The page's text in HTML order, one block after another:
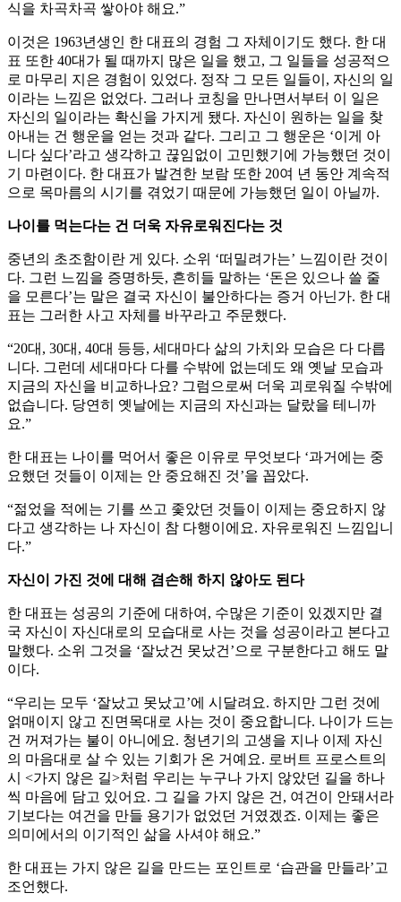
식을 차곡차곡 쌓아야 해요.”
이것은 1963년생인 한 대표의 경험 그 자체이기도 했다. 한 대
표 또한 40대가 될 때까지 많은 일을 했고, 그 일들을 성공적으
로 마무리 지은 경험이 있었다. 정작 그 모든 일들이, 자신의 일
이라는 느낌은 없었다. 그러나 코칭을 만나면서부터 이 일은
자신의 일이라는 확신을 가지게 됐다. 자신이 원하는 일을 찾
아내는 건 행운을 얻는 것과 같다. 그리고 그 행운은 ‘이게 아
니다 싶다’라고 생각하고 끊임없이 고민했기에 가능했던 것이
기 마련이다. 한 대표가 발견한 보람 또한 20여 년 동안 계속적
으로 목마름의 시기를 겪었기 때문에 가능했던 일이 아닐까.
나이를 먹는다는 건 더욱 자유로워진다는 것
중년의 초조함이란 게 있다. 소위 ‘떠밀려가는’ 느낌이란 것이
다. 그런 느낌을 증명하듯, 흔히들 말하는 ‘돈은 있으나 쓸 줄
을 모른다’는 말은 결국 자신이 불안하다는 증거 아닌가. 한 대
표는 그러한 사고 자체를 바꾸라고 주문했다.
“20대, 30대, 40대 등등, 세대마다 삶의 가치와 모습은 다 다릅
니다. 그런데 세대마다 다를 수밖에 없는데도 왜 옛날 모습과
지금의 자신을 비교하나요? 그럼으로써 더욱 괴로워질 수밖에
없습니다. 당연히 옛날에는 지금의 자신과는 달랐을 테니까
요.”
한 대표는 나이를 먹어서 좋은 이유로 무엇보다 ‘과거에는 중
요했던 것들이 이제는 안 중요해진 것’을 꼽았다.
“젊었을 적에는 기를 쓰고 좇았던 것들이 이제는 중요하지 않
다고 생각하는 나 자신이 참 다행이에요. 자유로워진 느낌입니
다.”
자신이 가진 것에 대해 겸손해 하지 않아도 된다
한 대표는 성공의 기준에 대하여, 수많은 기준이 있겠지만 결
국 자신이 자신대로의 모습대로 사는 것을 성공이라고 본다고
말했다. 소위 그것을 ‘잘났건 못났건’으로 구분한다고 해도 말
이다.
“우리는 모두 ‘잘났고 못났고’에 시달려요. 하지만 그런 것에
얽매이지 않고 진면목대로 사는 것이 중요합니다. 나이가 드는
건 꺼져가는 불이 아니에요. 청년기의 고생을 지나 이제 자신
의 마음대로 살 수 있는 기회가 온 거예요. 로버트 프로스트의
시 <가지 않은 길>처럼 우리는 누구나 가지 않았던 길을 하나
씩 마음에 담고 있어요. 그 길을 가지 않은 건, 여건이 안돼서라
기보다는 여건을 만들 용기가 없었던 거였겠죠. 이제는 좋은
의미에서의 이기적인 삶을 사셔야 해요.”
한 대표는 가지 않은 길을 만드는 포인트로 ‘습관을 만들라’고
조언했다.